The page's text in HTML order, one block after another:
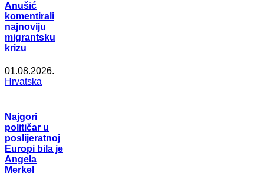
Anušić
komentirali
najnoviju
migrantsku
krizu
01.08.2026.
Hrvatska
Najgori
političar u
poslijeratnoj
Europi bila je
Angela
Merkel